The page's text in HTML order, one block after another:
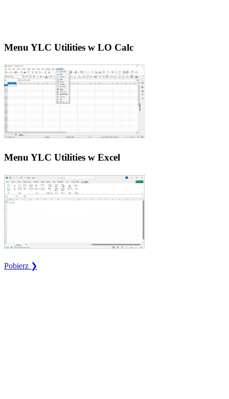
Menu YLC Utilities w LO Calc
Menu YLC Utilities w Excel
Pobierz ❯